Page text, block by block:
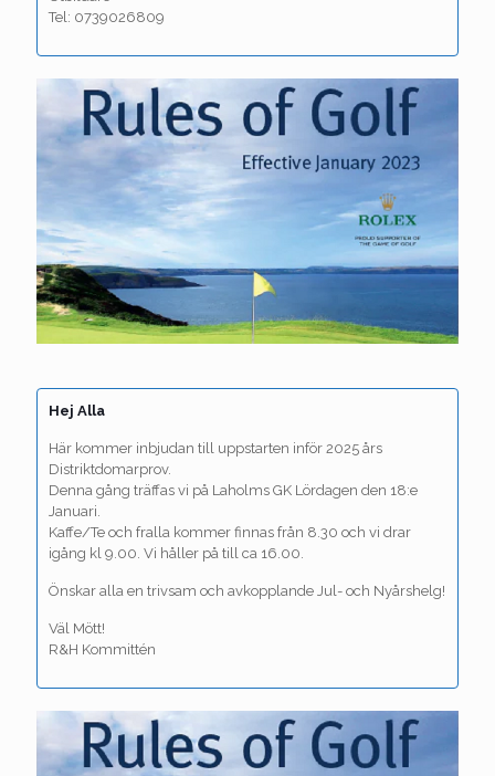
Tel: 0739026809
Hej Alla
Här kommer inbjudan till uppstarten inför 2025 års
Distriktdomarprov.
Denna gång träffas vi på Laholms GK Lördagen den 18:e
Januari.
Kaffe/Te och fralla kommer finnas från 8.30 och vi drar
igång kl 9.00. Vi håller på till ca 16.00.
Önskar alla en trivsam och avkopplande Jul- och Nyårshelg!
Väl Mött!
R&H Kommittén